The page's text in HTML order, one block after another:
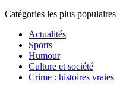
Catégories les plus populaires
Actualités
Sports
Humour
Culture et société
Crime : histoires vraies